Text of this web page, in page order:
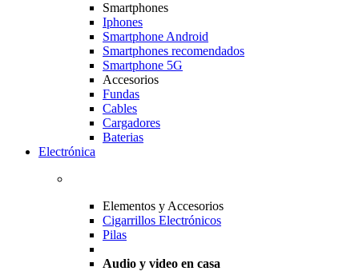
Smartphones
Iphones
Smartphone Android
Smartphones recomendados
Smartphone 5G
Accesorios
Fundas
Cables
Cargadores
Baterias
Electrónica
Elementos y Accesorios
Cigarrillos Electrónicos
Pilas
Audio y video en casa